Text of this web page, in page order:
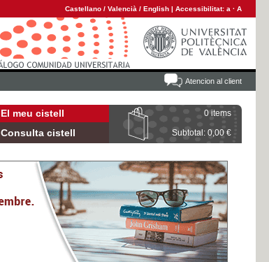
Castellano / Valencià / English | Accessibilitat: a · A
Atencion al client
El meu cistell 0 items
Consulta cistell Subtotal: 0,00 €